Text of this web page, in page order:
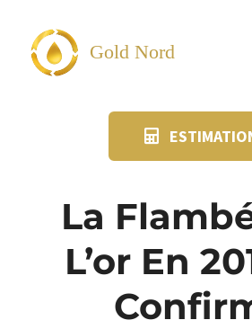
contenu
Gold Nord
SUIVI KIT POSTAL
La
L’or En